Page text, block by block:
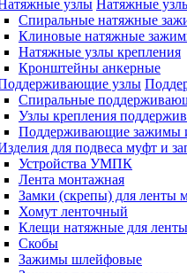
Натяжные
Спиральные натяжные
Клиновые натяжные
Натяжные узлы крепления
Кронштейны анкерные
Спиральные
Узлы крепления
Поддерживающие зажимы
Устройства УМПК
Лента монтажная
Замки (скрепы) для ленты
Хомут ленточный
Клещи натяжные для
Скобы
Зажимы шлейфовые